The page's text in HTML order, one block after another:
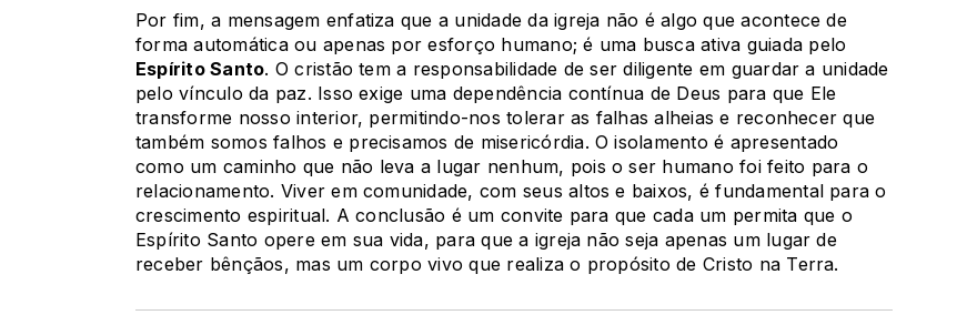
Por fim, a mensagem enfatiza que a unidade da igreja não é algo que acontece de
forma automática ou apenas por esforço humano; é uma busca ativa guiada pelo
Espírito Santo. O cristão tem a responsabilidade de ser diligente em guardar a unidade
pelo vínculo da paz. Isso exige uma dependência contínua de Deus para que Ele
transforme nosso interior, permitindo-nos tolerar as falhas alheias e reconhecer que
também somos falhos e precisamos de misericórdia. O isolamento é apresentado
como um caminho que não leva a lugar nenhum, pois o ser humano foi feito para o
relacionamento. Viver em comunidade, com seus altos e baixos, é fundamental para o
crescimento espiritual. A conclusão é um convite para que cada um permita que o
Espírito Santo opere em sua vida, para que a igreja não seja apenas um lugar de
receber bênçãos, mas um corpo vivo que realiza o propósito de Cristo na Terra.